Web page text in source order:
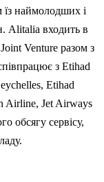
наймолодших і
Alitalia входить в
Venture разом з
з Etihad
Etihad
Airline, Jet Airways
обсягу сервісу,